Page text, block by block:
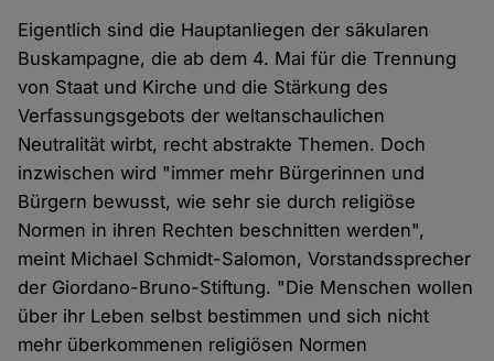
Eigentlich sind die Hauptanliegen der säkularen
Buskampagne, die ab dem 4. Mai für die Trennung
von Staat und Kirche und die Stärkung des
Verfassungsgebots der weltanschaulichen
Neutralität wirbt, recht abstrakte Themen. Doch
inzwischen wird "immer mehr Bürgerinnen und
Bürgern bewusst, wie sehr sie durch religiöse
Normen in ihren Rechten beschnitten werden",
meint Michael Schmidt-Salomon, Vorstandssprecher
der Giordano-Bruno-Stiftung. "Die Menschen wollen
über ihr Leben selbst bestimmen und sich nicht
mehr überkommenen religiösen Normen